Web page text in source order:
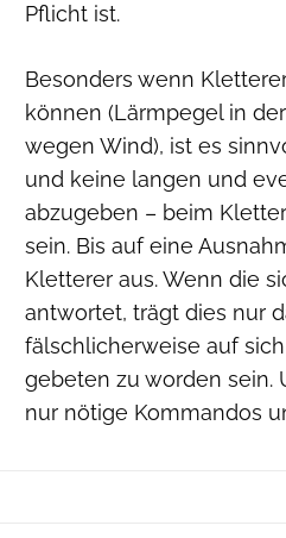
Pflicht ist.
Besonders wenn
können (Lärmpegel in
wegen Wind), ist es
und keine langen und
abzugeben – beim
sein. Bis auf eine
Kletterer aus. Wenn die
antwortet, trägt dies nur
fälschlicherweise auf
gebeten zu worden sein.
nur nötige Kommandos